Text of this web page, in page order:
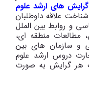
های ارشد علوم
علاقه داوطلبان
و روابط بین الملل
مطالعات منطقه ای،
و سازمان های بین
دروس ارشد علوم
هر گرایش به صورت